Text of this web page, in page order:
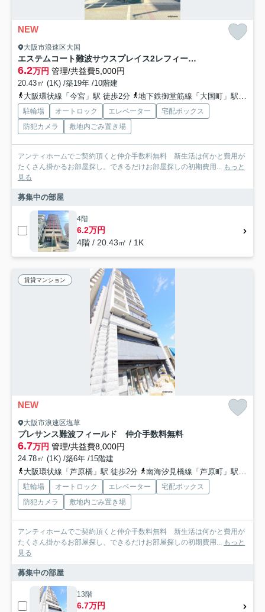
NEW
大阪市浪速区大国
エステムコート難波サウスプレイス2レフィーナ 仲介手数料無料
6.2万円 管理/共益費5,000円
20.43㎡ (1K) /築19年 /10階建
大阪環状線「今宮」駅 徒歩2分
地下鉄御堂筋線「大国町」駅 徒歩7分
駐輪場 オートロック エレベーター
宅配ボックス
防犯カメラ
敷地内ごみ置き場
アンティホームでご契約頂くと仲介手数料無料 新生活は何かと費用が
たくさん掛かるお部屋探し。できるだけお部屋探しの初期費用...
もっと
見る
募集中の部屋
4階
6.2万円
4階 / 20.43㎡ / 1K
賃貸マンション
NEW
大阪市浪速区塩草
プレサンス難波フィールド 仲介手数料無料
6.7万円 管理/共益費8,000円
24.78㎡ (1K) /築6年 /15階建
大阪環状線「芦原橋」駅 徒歩2分
南海汐見橋線「芦原町」駅 徒歩5分
駐輪場 オートロック エレベーター
宅配ボックス
防犯カメラ
敷地内ごみ置き場
アンティホームでご契約頂くと仲介手数料無料 新生活は何かと費用が
たくさん掛かるお部屋探し、できるだけお部屋探しの初期費用...
もっと
見る
募集中の部屋
13階
6.7万円